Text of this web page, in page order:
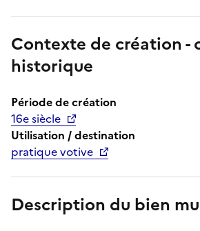
Contexte de création -
historique
Période de création
16e siècle
Utilisation / destination
pratique votive
Description du bien